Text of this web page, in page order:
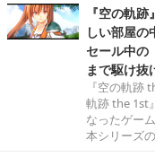
『空の軌
しい部屋
セール中の
まで駆け抜
『空の軌跡
軌跡 the 1st
なったゲー
本シリーズ